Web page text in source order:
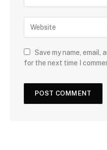
Save my name, email,
for the next time I